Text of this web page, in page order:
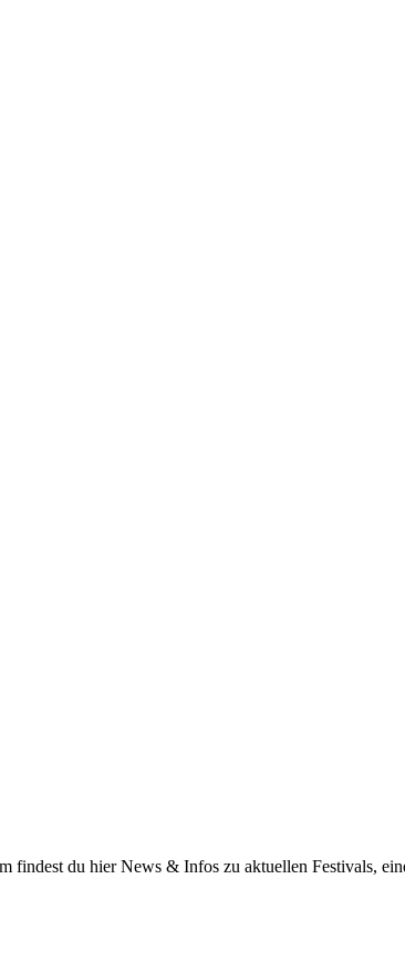
findest du hier News & Infos zu aktuellen Festivals,